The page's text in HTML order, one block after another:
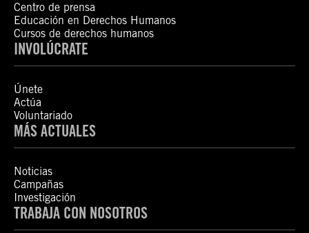
Centro de prensa
Educación en Derechos Humanos
Cursos de derechos humanos
INVOLÚCRATE
Únete
Actúa
Voluntariado
MÁS ACTUALES
Noticias
Campañas
Investigación
TRABAJA CON NOSOTROS